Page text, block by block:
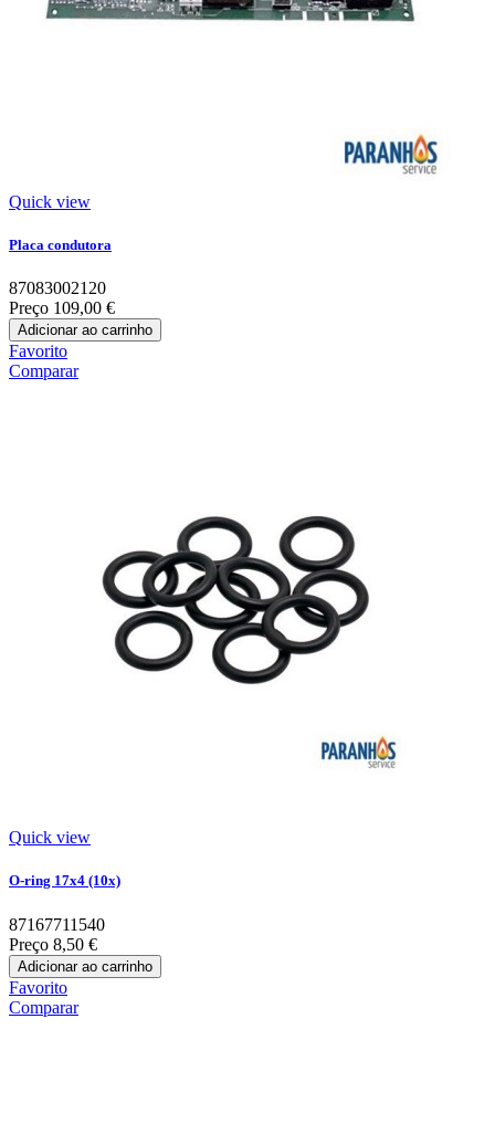
Quick view
Placa condutora
87083002120
Preço 109,00 €
Adicionar ao carrinho
Favorito
Comparar
Quick view
O-ring 17x4 (10x)
87167711540
Preço 8,50 €
Adicionar ao carrinho
Favorito
Comparar